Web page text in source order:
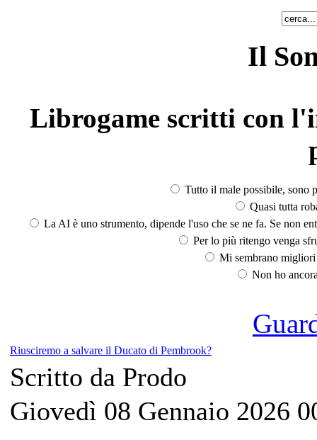
Il
Librogame scritti con
Tutto il male possibile, sono
Quasi tutta
La AI è uno strumento, dipende l'uso che se ne fa. Se non
Per lo più ritengo venga
Mi sembrano
Non ho
Riusciremo a salvare il Ducato di Pembrook?
Scritto da Prodo
Giovedì 08 Gennaio 2026